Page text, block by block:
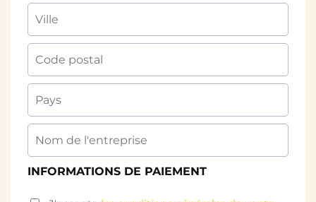
INFORMATIONS DE PAIEMENT